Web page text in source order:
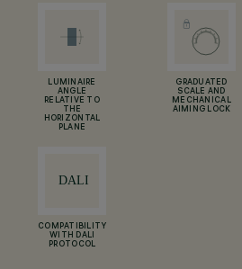
LUMINAIRE
ANGLE
RELATIVE TO
THE
HORIZONTAL
PLANE
GRADUATED
SCALE AND
MECHANICAL
AIMING LOCK
COMPATIBILITY
WITH DALI
PROTOCOL